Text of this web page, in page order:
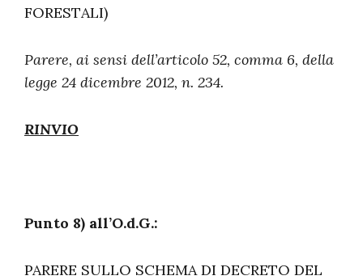
FORESTALI)
Parere, ai sensi dell’articolo 52, comma 6, della
legge 24 dicembre 2012, n. 234.
RINVIO
Punto 8) all’O.d.G.:
PARERE SULLO SCHEMA DI DECRETO DEL